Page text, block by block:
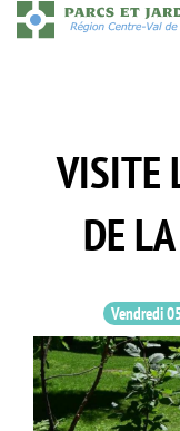
Aller
au
VISITE
DE
Vendredi